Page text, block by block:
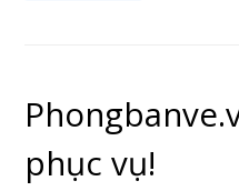
phục vụ!